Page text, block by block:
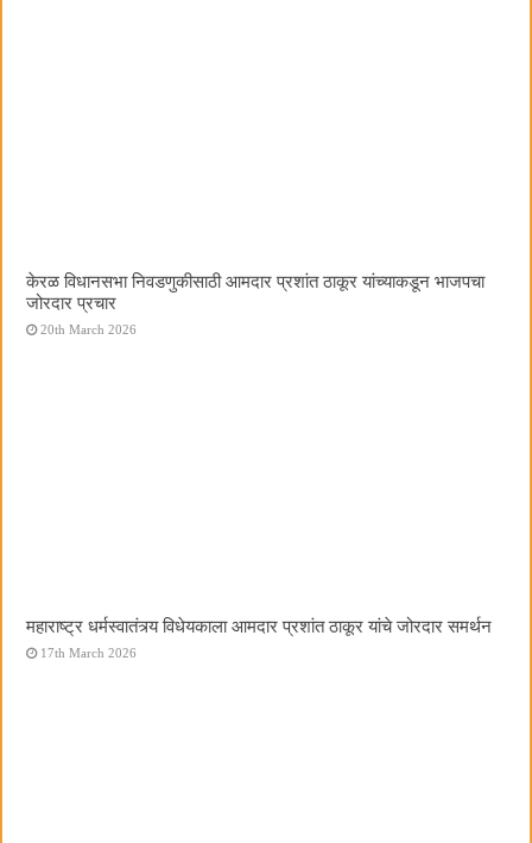
केरळ विधानसभा निवडणुकीसाठी आमदार प्रशांत ठाकूर यांच्याकडून भाजपचा
जोरदार प्रचार
20th March 2026
महाराष्ट्र धर्मस्वातंत्र्य विधेयकाला आमदार प्रशांत ठाकूर यांचे जोरदार समर्थन
17th March 2026